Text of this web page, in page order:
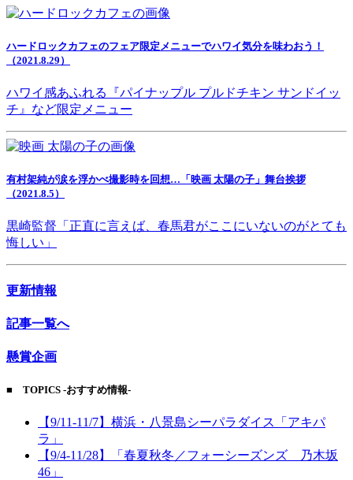
ハードロックカフェのフェア限定メニューでハワイ気分を味わおう！
（2021.8.29）
ハワイ感あふれる『パイナップル プルドチキン サンドイッ
チ』など限定メニュー
有村架純が涙を浮かべ撮影時を回想…「映画 太陽の子」舞台挨拶
（2021.8.5）
黒崎監督「正直に言えば、春馬君がここにいないのがとても
悔しい」
更新情報
記事一覧へ
懸賞企画
■ TOPICS -おすすめ情報-
【9/11-11/7】横浜・八景島シーパラダイス「アキパ
ラ」
【9/4-11/28】「春夏秋冬／フォーシーズンズ 乃木坂
46」